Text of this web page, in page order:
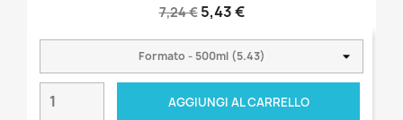
7,24 € 5,43 €
AGGIUNGI AL CARRELLO